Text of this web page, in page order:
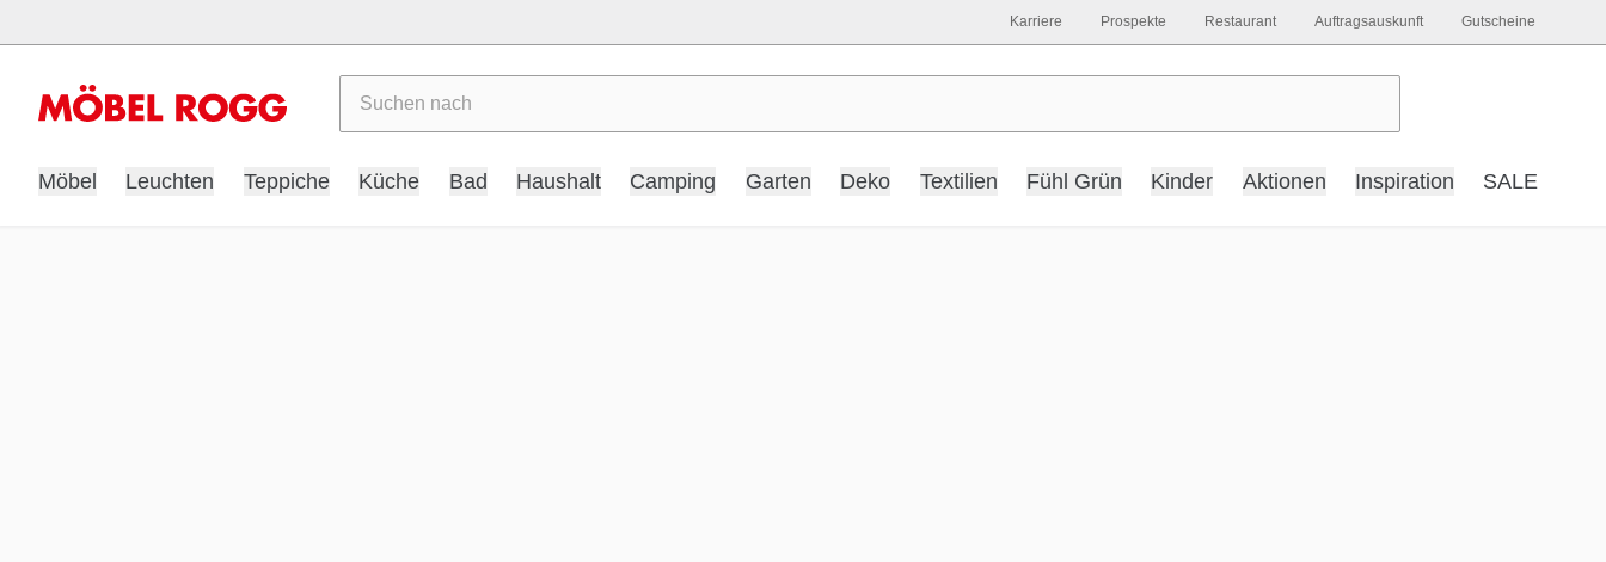
Möbel Leuchten Teppiche Küche Bad Haushalt Camping Garten Deko Textilien Fühl Grün Kinder Aktionen Inspiration SALE
Karriere Prospekte Restaurant Auftragsauskunft Gutscheine